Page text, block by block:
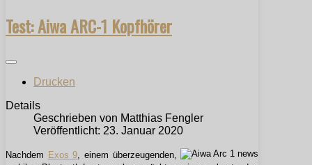
Test: Aiwa ARC-1 Kopfhörer
Drucken
Details
Geschrieben von Matthias Fengler
Veröffentlicht: 23. Januar 2020
Nachdem Exos 9 , einem überzeugenden,